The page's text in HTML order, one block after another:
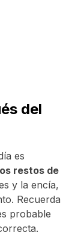
del
es
restos de
y la encía,
Recuerda
probable